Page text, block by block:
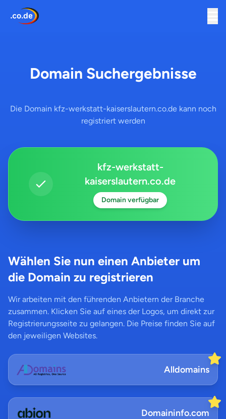
Domain Suchergebnisse
Die Domain kfz-werkstatt-kaiserslautern.co.de kann noch
registriert werden
kfz-werkstatt-
kaiserslautern.co.de
Domain verfügbar
Wählen Sie nun einen Anbieter um
die Domain zu registrieren
Wir arbeiten mit den führenden Anbietern der Branche
zusammen. Klicken Sie auf eines der Logos, um direkt zur
Registrierungsseite zu gelangen. Die Preise finden Sie auf
den jeweiligen Websites.
Alldomains
Domaininfo.com